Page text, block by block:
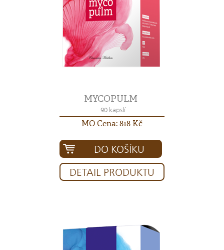
MYCOPULM
90 kapslí
MO Cena: 818 Kč
DO KOŠÍKU
DETAIL PRODUKTU